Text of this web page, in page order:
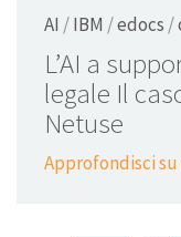
AI /IBM /edocs /
L’AI a
legale Il
Netuse
Approfondisci